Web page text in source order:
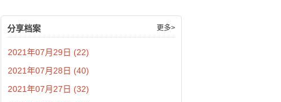
分享档案 更多>
2021年07月29日 (22)
2021年07月28日 (40)
2021年07月27日 (32)